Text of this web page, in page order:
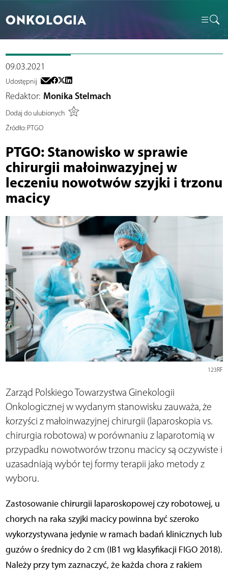
ONKOLOGIA
09.03.2021
Udostępnij
Redaktor: Monika Stelmach
Dodaj do ulubionych
Źródło:PTGO
PTGO: Stanowisko w sprawie
chirurgii małoinwazyjnej w
leczeniu nowotwów szyjki i trzonu
macicy
123RF
Zarząd Polskiego Towarzystwa Ginekologii
Onkologicznej w wydanym stanowisku zauważa, że
korzyści z małoinwazyjnej chirurgii (laparoskopia vs.
chirurgia robotowa) w porównaniu z laparotomią w
przypadku nowotworów trzonu macicy są oczywiste i
uzasadniają wybór tej formy terapii jako metody z
wyboru.
Zastosowanie chirurgii laparoskopowej czy robotowej, u
chorych na raka szyjki macicy powinna być szeroko
wykorzystywana jedynie w ramach badań klinicznych lub
guzów o średnicy do 2 cm (IB1 wg klasyfikacji FIGO 2018).
Należy przy tym zaznaczyć, że każda chora z rakiem